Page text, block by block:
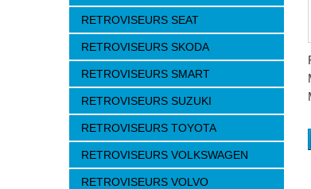
RETROVISEURS SEAT
RETROVISEURS SKODA
RETROVISEURS SMART
RETROVISEURS SUZUKI
RETROVISEURS TOYOTA
RETROVISEURS VOLKSWAGEN
RETROVISEURS VOLVO